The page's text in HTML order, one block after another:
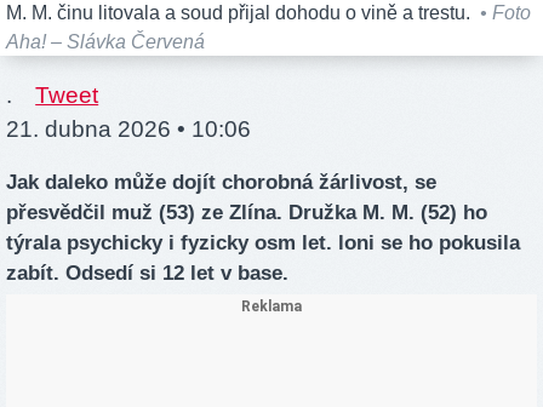
M. M. činu litovala a soud přijal dohodu o vině a trestu. • Foto
Aha! – Slávka Červená
.
Tweet
21. dubna 2026 • 10:06
Jak daleko může dojít chorobná žárlivost, se
přesvědčil muž (53) ze Zlína. Družka M. M. (52) ho
týrala psychicky i fyzicky osm let. loni se ho pokusila
zabít. Odsedí si 12 let v base.